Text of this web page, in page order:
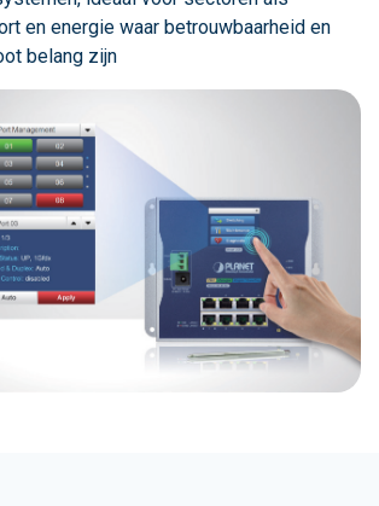
en energie waar betrouwbaarheid en
belang zijn